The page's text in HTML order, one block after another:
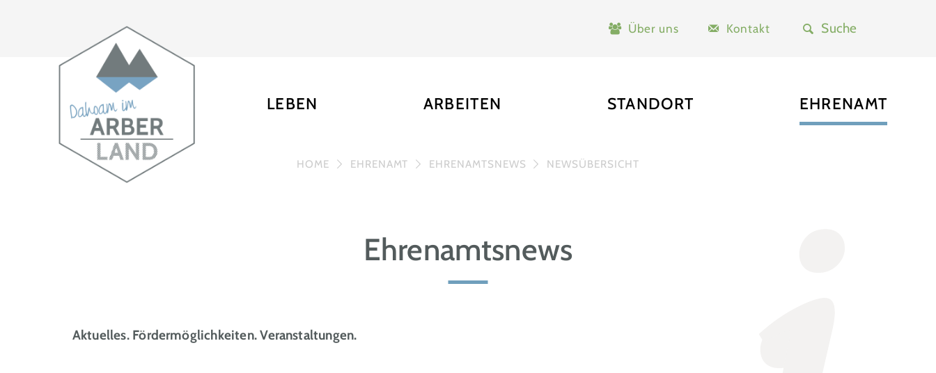
Über uns Kontakt
LEBEN ARBEITEN STANDORT EHRENAMT
HOME EHRENAMT EHRENAMTSNEWS NEWSÜBERSICHT
Ehrenamtsnews
Aktuelles. Fördermöglichkeiten. Veranstaltungen.